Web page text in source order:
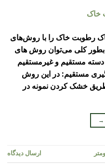
رطوبت خاک را با روش‌های
بطور کلی می‌توان روش های
دسته مستقیم و غیرمستقیم
اندازه‌گیری مستقیم: در این روش
خشک کردن نمونه در
→
ارسال دیدگاه